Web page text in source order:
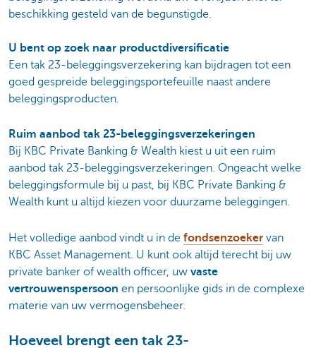
beschikking gesteld van de begunstigde.
U bent op zoek naar productdiversificatie
Een tak 23-beleggingsverzekering kan bijdragen tot een
goed gespreide beleggingsportefeuille naast andere
beleggingsproducten.
Ruim aanbod tak 23-beleggingsverzekeringen
Bij KBC Private Banking & Wealth kiest u uit een ruim
aanbod tak 23-beleggingsverzekeringen. Ongeacht welke
beleggingsformule bij u past, bij KBC Private Banking &
Wealth kunt u altijd kiezen voor duurzame beleggingen.
Het volledige aanbod vindt u in de fondsenzoeker van
KBC Asset Management. U kunt ook altijd terecht bij uw
private banker of wealth officer, uw vaste
vertrouwenspersoon en persoonlijke gids in de complexe
materie van uw vermogensbeheer.
Hoeveel brengt een tak 23-